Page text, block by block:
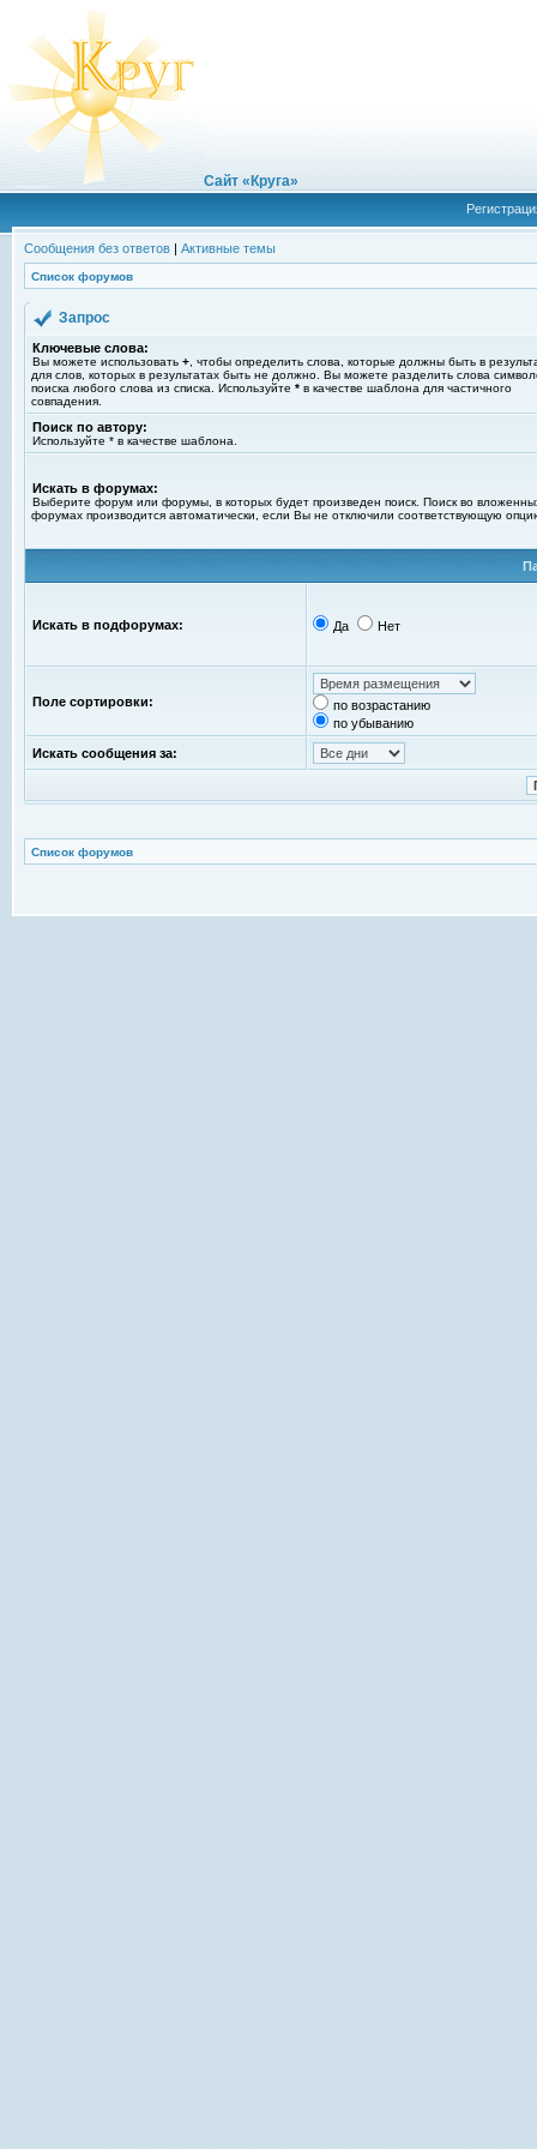
Сайт «Круга»
Сообщения без ответов | Активные темы
Список форумов
Запрос
Ключевые слова:
Вы можете использовать + , чтобы определить слова, которые должны быть в
для слов, которых в результатах быть не должно. Вы можете разделить слова
поиска любого слова из списка. Используйте * в качестве шаблона для частичного
совпадения.
Поиск по автору:
Используйте * в качестве шаблона.
Искать в форумах:
Выберите форум или форумы, в которых будет произведен поиск. Поиск во
форумах производится автоматически, если Вы не отключили соответствующую
Искать в подфорумах: Да Нет
Поле сортировки:
по возрастанию
по убыванию
Искать сообщения за:
Список форумов